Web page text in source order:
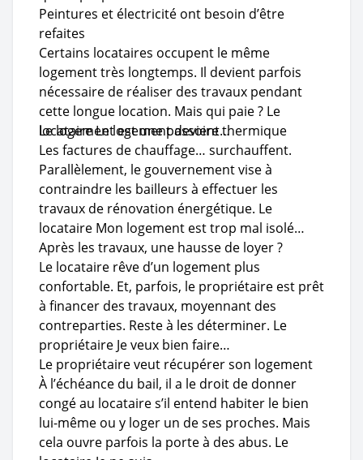
Peintures et électricité ont besoin d’être
refaites
Certains locataires occupent le même
logement très longtemps. Il devient parfois
nécessaire de réaliser des travaux pendant
cette longue location. Mais qui paie ? Le
locataire Le logement devient…
Le logement est une passoire thermique
Les factures de chauffage… surchauffent.
Parallèlement, le gouvernement vise à
contraindre les bailleurs à effectuer les
travaux de rénovation énergétique. Le
locataire Mon logement est trop mal isolé…
Après les travaux, une hausse de loyer ?
Le locataire rêve d’un logement plus
confortable. Et, parfois, le propriétaire est prêt
à financer des travaux, moyennant des
contreparties. Reste à les déterminer. Le
propriétaire Je veux bien faire…
Le propriétaire veut récupérer son logement
À l’échéance du bail, il a le droit de donner
congé au locataire s’il entend habiter le bien
lui-même ou y loger un de ses proches. Mais
cela ouvre parfois la porte à des abus. Le